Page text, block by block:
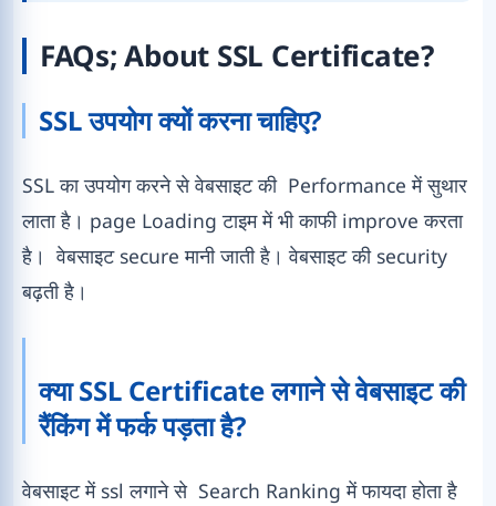
FAQs; About SSL Certificate?
SSL उपयोग क्यों करना चाहिए?
SSL का उपयोग करने से वेबसाइट की Performance में सुथार
लाता है। page Loading टाइम में भी काफी improve करता
है। वेबसाइट secure मानी जाती है। वेबसाइट की security
बढ़ती है।
क्या SSL Certificate लगाने से वेबसाइट की
रैंकिंग में फर्क पड़ता है?
वेबसाइट में ssl लगाने से Search Ranking में फायदा होता है